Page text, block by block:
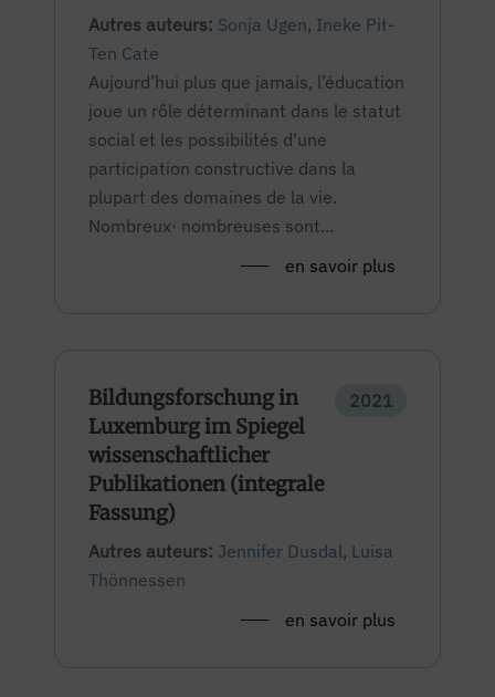
Autres auteurs: Sonja Ugen, Ineke Pit-
Ten Cate
Aujourd’hui plus que jamais, l’éducation
joue un rôle déterminant dans le statut
social et les possibilités d’une
participation constructive dans la
plupart des domaines de la vie.
Nombreux· nombreuses sont...
en savoir plus
Bildungsforschung in
Luxemburg im Spiegel
wissenschaftlicher
Publikationen (integrale
Fassung)
2021
Autres auteurs: Jennifer Dusdal, Luisa
Thönnessen
en savoir plus